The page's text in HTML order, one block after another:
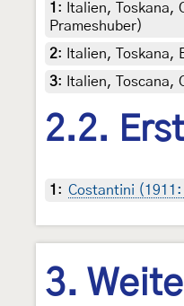
1 :
Italien, Toskana,
Prameshuber)
2:
Italien, Toskana,
3: Italien, Toscana,
2.2.
1 : Costantini (1911:
3.